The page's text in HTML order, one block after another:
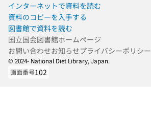
インターネットで資料を読む
資料のコピーを入手する
図書館で資料を読む
国立国会図書館ホームページ
お問い合わせお知らせプライバシーポリシー
© 2024- National Diet Library, Japan.
画面番号102